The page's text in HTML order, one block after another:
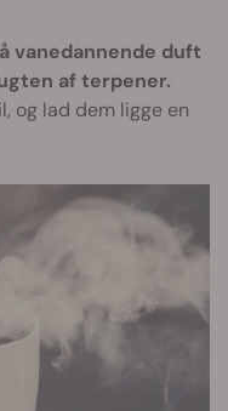
vanedannende duft
af terpener.
og lad dem ligge en